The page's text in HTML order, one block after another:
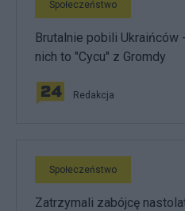
Społeczeństwo
Brutalnie pobili
nich to "Cycu" z Gromdy
Redakcja
Społeczeństwo
Zatrzymali zabójcę